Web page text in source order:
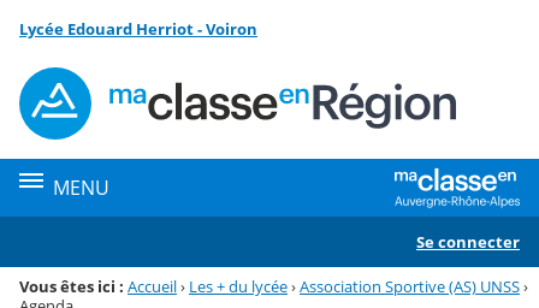
Menu de la rubrique
Contenu
Lycée Edouard Herriot - Voiron
MENU
Se connecter
Vous êtes ici : Accueil› Les + du lycée›Association Sportive (AS) UNSS›